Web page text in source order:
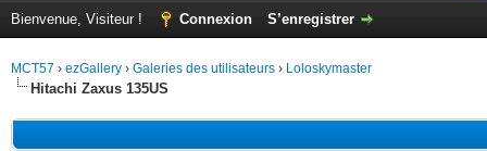
Bienvenue, Visiteur ! Connexion S’enregistrer
MCT57 › ezGallery › Galeries des utilisateurs › Loloskymaster
Hitachi Zaxus 135US